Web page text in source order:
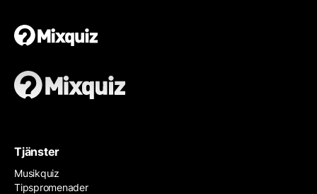
Tjänster
Musikquiz
Tipspromenader